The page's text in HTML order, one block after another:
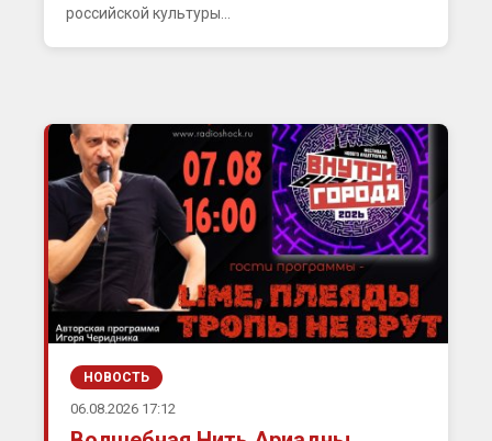
российской культуры...
НОВОСТЬ
06.08.2026 17:12